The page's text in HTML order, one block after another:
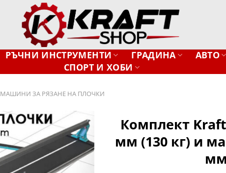
РЪЧНИ ИНСТРУМЕНТИ ГРАДИНА АВТО
СПОРТ И ХОБИ
МАШИНИ ЗА РЯЗАНЕ НА ПЛОЧКИ
Добави
желани
Комплект
мм (130 кг) и